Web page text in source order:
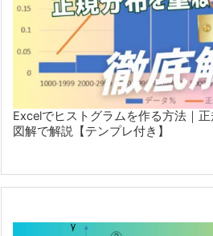
Excelでヒストグラムを作る方法｜
図解で解説【テンプレ付き】